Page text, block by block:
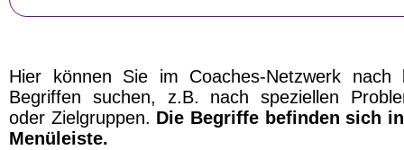
Hier können Sie im Coaches-Netzwerk nach
Begriffen suchen, z.B. nach speziellen
oder Zielgruppen. Die Begriffe befinden sich
Menüleiste.